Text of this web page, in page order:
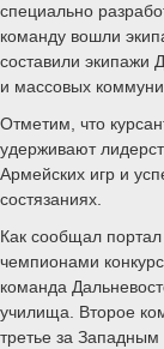
специально
команду вошли
составили
и массовых
Отметим, что
удерживают
Армейских игр и
состязаниях.
Как сообщал
чемпионами
команда
училища. Второе
третье за